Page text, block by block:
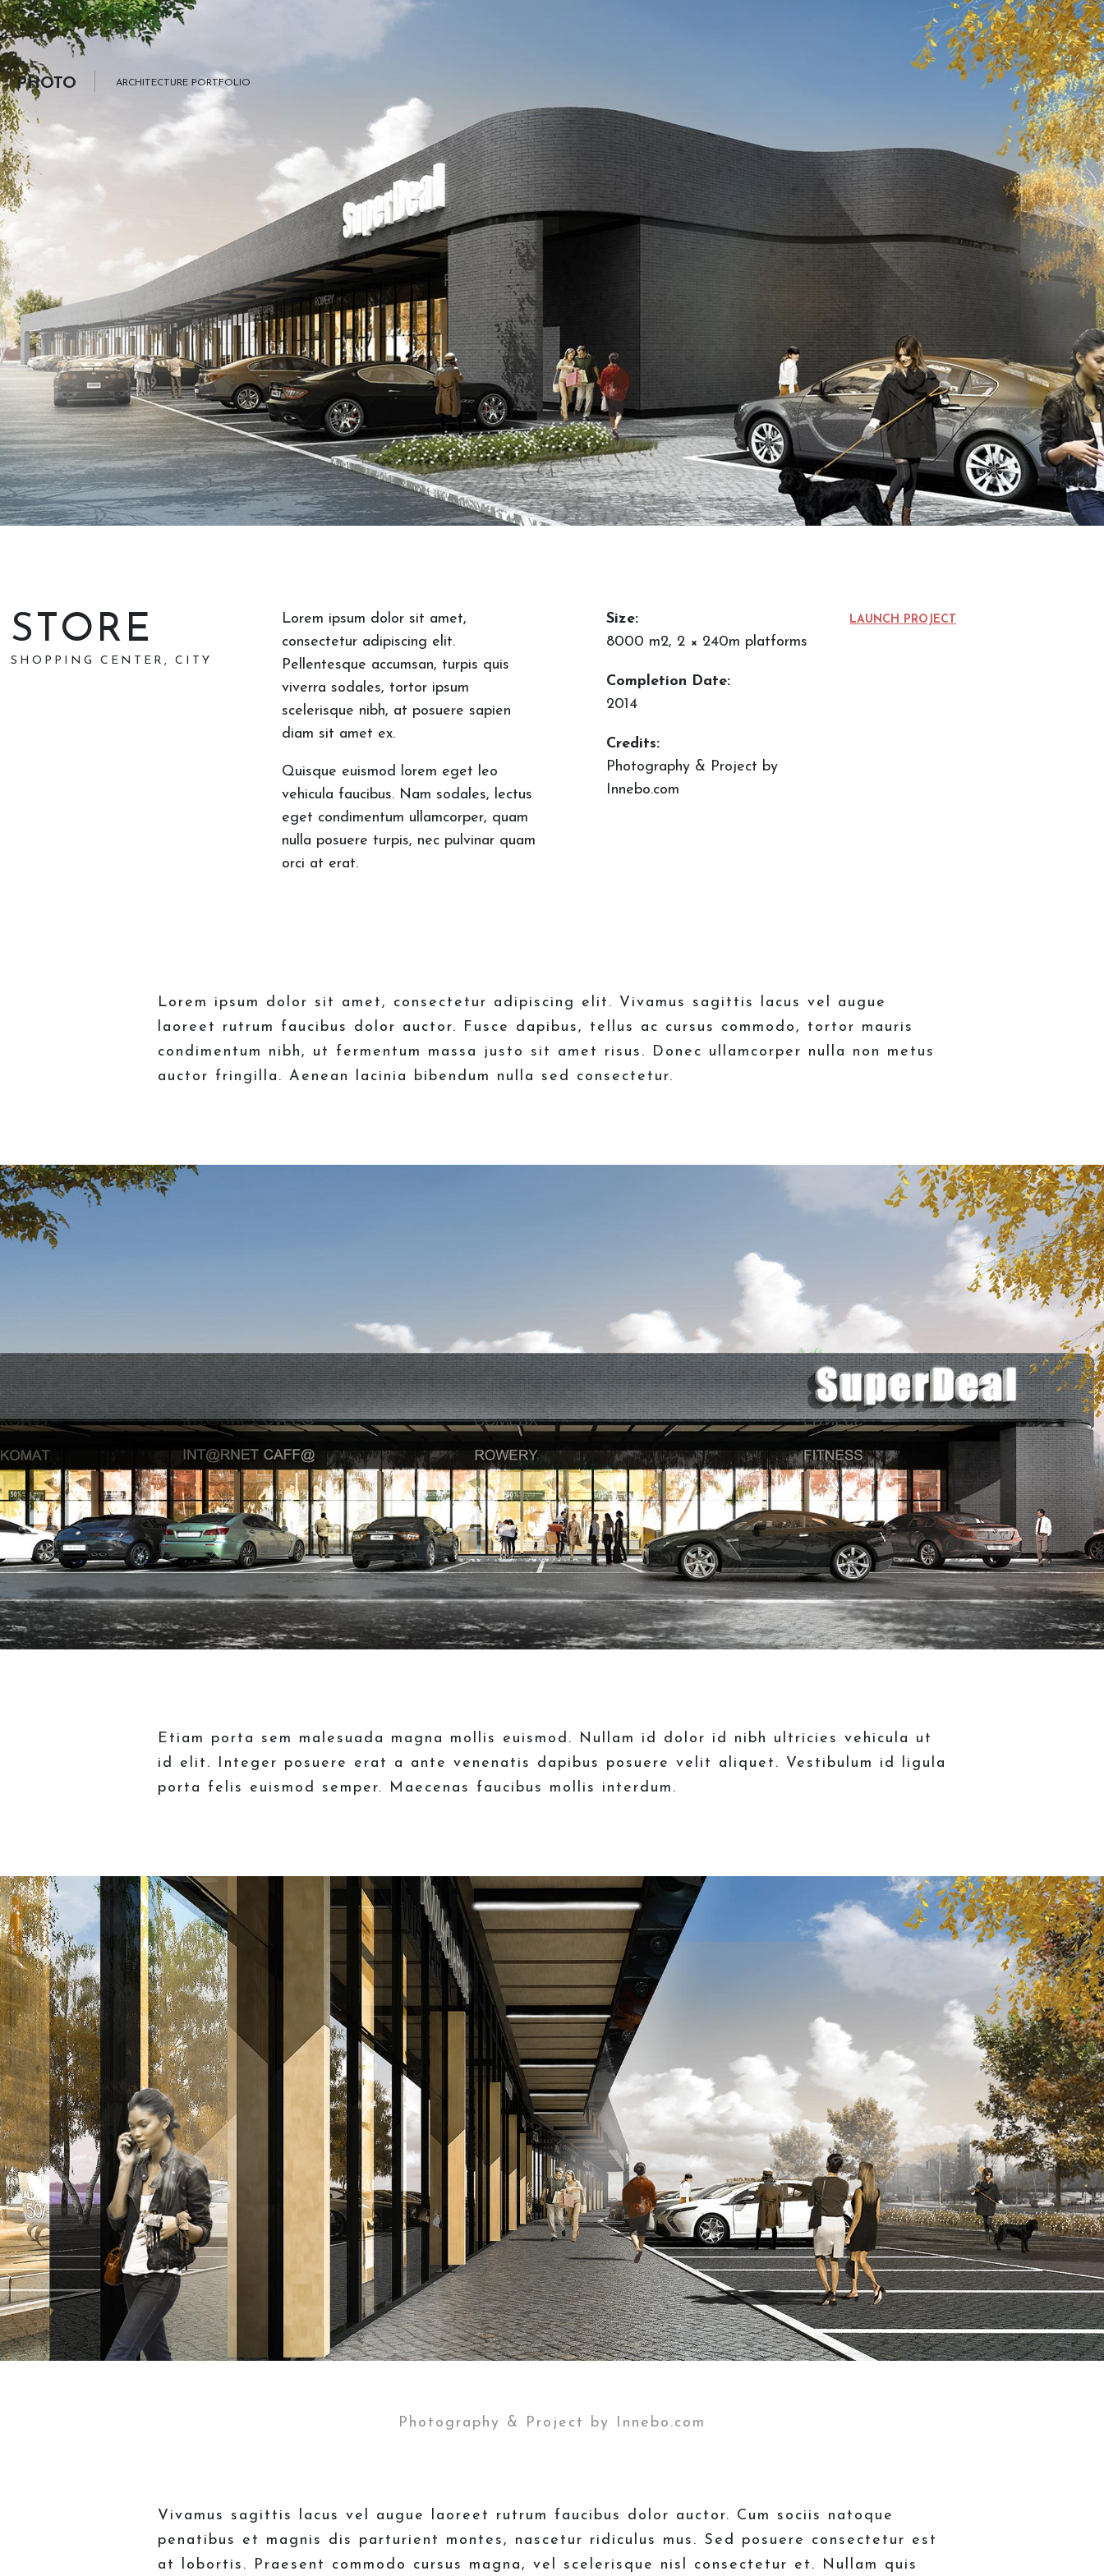
PHOTO ARCHITECTURE PORTFOLIO
STORE
SHOPPING CENTER, CITY
Lorem ipsum dolor sit amet,
consectetur adipiscing elit.
Pellentesque accumsan, turpis quis
viverra sodales, tortor ipsum
scelerisque nibh, at posuere sapien
diam sit amet ex.
Quisque euismod lorem eget leo
vehicula faucibus. Nam sodales, lectus
eget condimentum ullamcorper, quam
nulla posuere turpis, nec pulvinar quam
orci at erat.
Size:
8000 m2, 2 × 240m platforms
Completion Date:
2014
Credits:
Photography & Project by
Innebo.com
LAUNCH PROJECT
Lorem ipsum dolor sit amet, consectetur adipiscing elit. Vivamus sagittis lacus vel augue
laoreet rutrum faucibus dolor auctor. Fusce dapibus, tellus ac cursus commodo, tortor mauris
condimentum nibh, ut fermentum massa justo sit amet risus. Donec ullamcorper nulla non metus
auctor fringilla. Aenean lacinia bibendum nulla sed consectetur.
Etiam porta sem malesuada magna mollis euismod. Nullam id dolor id nibh ultricies vehicula ut
id elit. Integer posuere erat a ante venenatis dapibus posuere velit aliquet. Vestibulum id ligula
porta felis euismod semper. Maecenas faucibus mollis interdum.
Photography & Project by Innebo.com
Vivamus sagittis lacus vel augue laoreet rutrum faucibus dolor auctor. Cum sociis natoque
penatibus et magnis dis parturient montes, nascetur ridiculus mus. Sed posuere consectetur est
at lobortis. Praesent commodo cursus magna, vel scelerisque nisl consectetur et. Nullam quis